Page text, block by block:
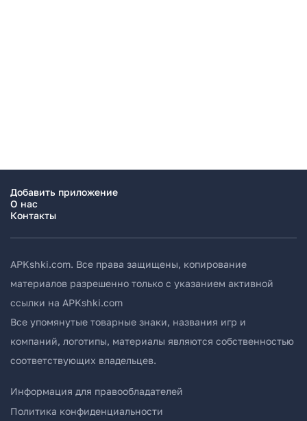
Добавить приложение
О нас
Контакты
APKshki.com. Все права защищены, копирование
материалов разрешенно только с указанием активной
ссылки на APKshki.com
Все упомянутые товарные знаки, названия игр и
компаний, логотипы, материалы являются собственностью
соответствующих владельцев.
Информация для правообладателей
Политика конфиденциальности